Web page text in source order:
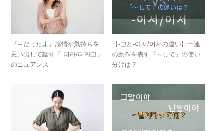
『～だったよ』感情や気持ちを
思い出して話す「-더라/더라고」
のニュアンス
【-고と-아서/어서の違い】一連
の動作を表す『～して』の使い
分けは？